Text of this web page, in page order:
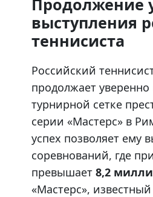
Продолжение
выступления
теннисиста
Российский
продолжает уверенно
турнирной сетке
серии «Мастерс» в
успех позволяет ему
соревнований, где
превышает 8,2
«Мастерс»,